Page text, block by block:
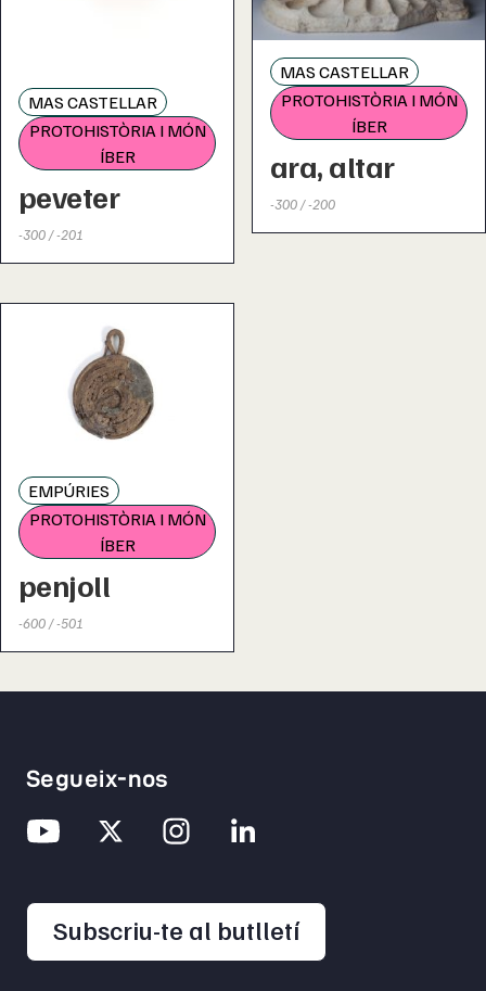
MAS CASTELLAR
PROTOHISTÒRIA I MÓN
ÍBER
peveter
-300 / -201
MAS CASTELLAR
PROTOHISTÒRIA I MÓN
ÍBER
ara, altar
-300 / -200
EMPÚRIES
PROTOHISTÒRIA I MÓN
ÍBER
penjoll
-600 / -501
Segueix-nos
Subscriu-te al butlletíopens in a new